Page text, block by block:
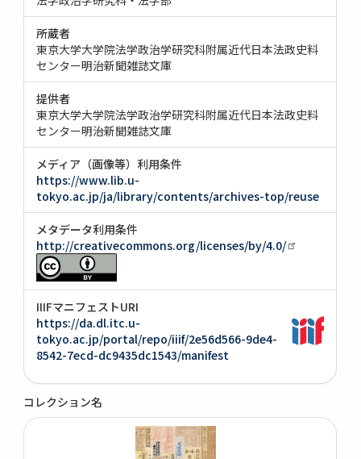
所蔵者
東京大学大学院法学政治学研究科附属近代日本法政史料
センター明治新聞雑誌文庫
提供者
東京大学大学院法学政治学研究科附属近代日本法政史料
センター明治新聞雑誌文庫
メディア（画像等）利用条件
https://www.lib.u-
tokyo.ac.jp/ja/library/contents/archives-top/reuse
メタデータ利用条件
http://creativecommons.org/licenses/by/4.0/
IIIFマニフェストURI
https://da.dl.itc.u-
tokyo.ac.jp/portal/repo/iiif/2e56d566-9de4-
8542-7ecd-dc9435dc1543/manifest
コレクション名